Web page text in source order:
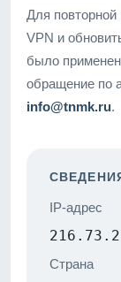
Для повторной
VPN и
было
обращение по
info@tnmk.ru.
IP-адрес
Страна